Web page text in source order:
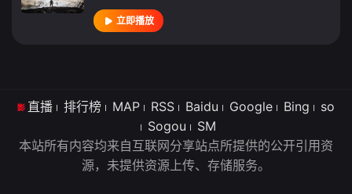
立即播放
直播 排行榜 MAP RSS Baidu Google Bing
so
Sogou
SM
本站所有内容均来自互联网分享站点所提供的公开引用资
源，未提供资源上传、存储服务。